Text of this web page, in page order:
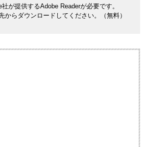
が提供するAdobe Readerが必要です。
らダウンロードしてください。（無料）